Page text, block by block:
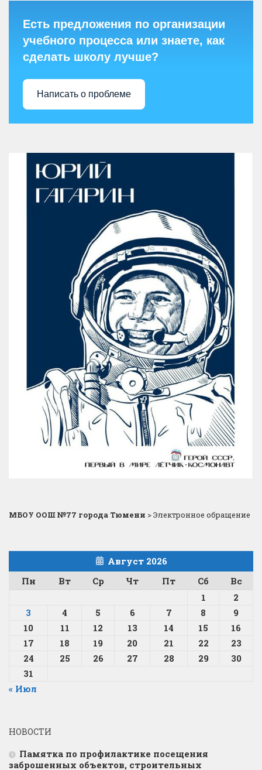
Есть предложения по организации
учебного процесса или знаете, как
сделать школу лучше?
Написать о проблеме
МБОУ ООШ №77 города Тюмени >Электронное обращение
Август 2026
Пн
Вт Ср Чт Пт Сб
Вс
1
2
3
4 5 6 7 8
9
10
11 12 13 14 15
16
17
18 19 20 21 22
23
24
25 26 27 28 29
30
31
« Июл
НОВОСТИ
Памятка по профилактике посещения
заброшенных объектов, строительных